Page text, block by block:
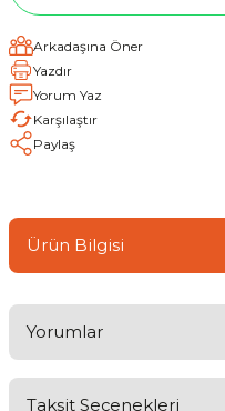
Arkadaşına Öner
Yazdır
Yorum Yaz
Karşılaştır
Paylaş
Ürün Bilgisi
Yorumlar
Taksit Seçenekleri